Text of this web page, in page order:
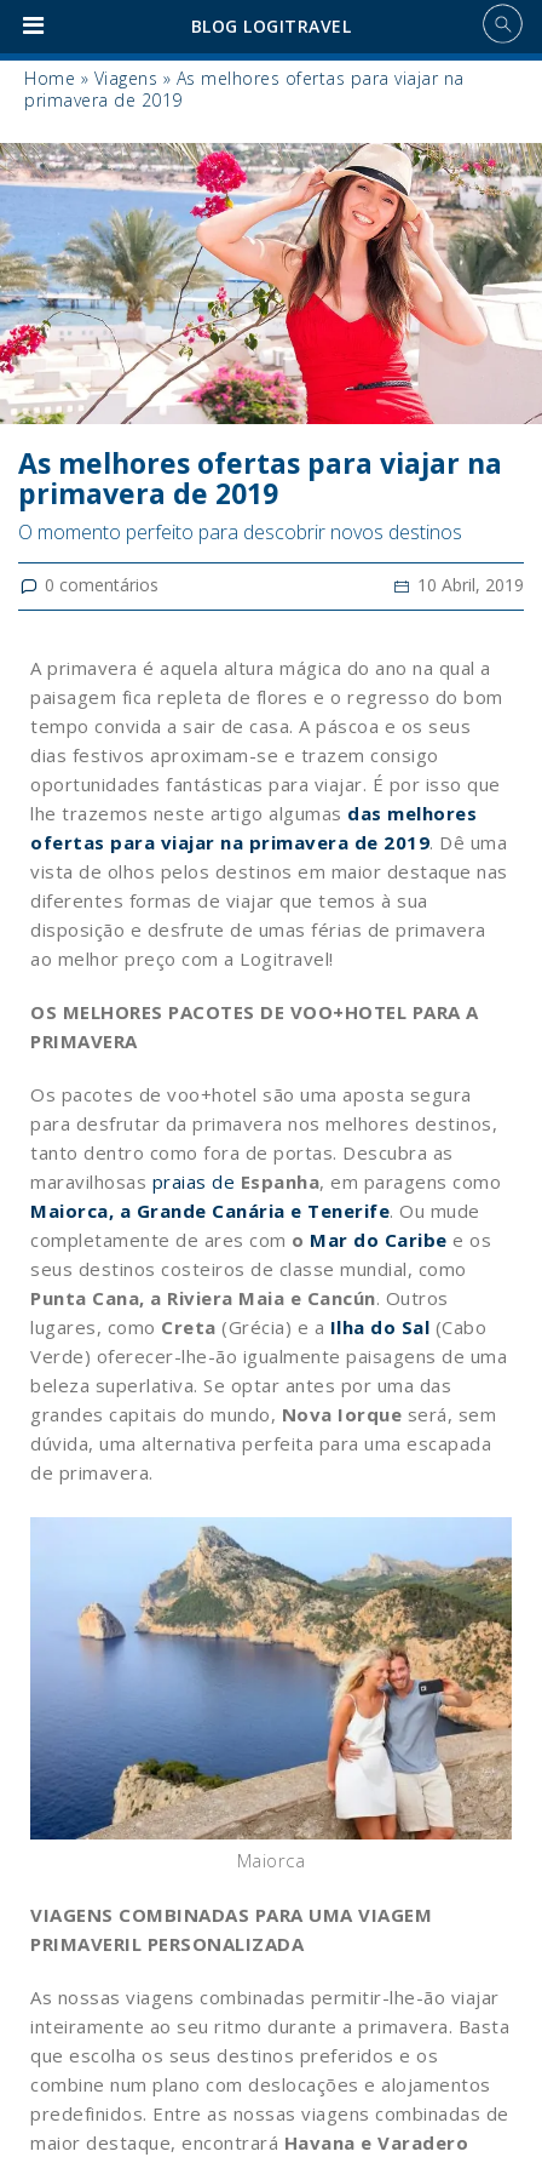
BLOG LOGITRAVEL
Home » Viagens » As melhores ofertas para viajar na
primavera de 2019
As melhores ofertas para viajar na
primavera de 2019
O momento perfeito para descobrir novos destinos
0 comentários 10 Abril, 2019
A primavera é aquela altura mágica do ano na qual a
paisagem fica repleta de flores e o regresso do bom
tempo convida a sair de casa. A páscoa e os seus
dias festivos aproximam-se e trazem consigo
oportunidades fantásticas para viajar. É por isso que
lhe trazemos neste artigo algumas das melhores
ofertas para viajar na primavera de 2019. Dê uma
vista de olhos pelos destinos em maior destaque nas
diferentes formas de viajar que temos à sua
disposição e desfrute de umas férias de primavera
ao melhor preço com a Logitravel!
OS MELHORES PACOTES DE VOO+HOTEL PARA A
PRIMAVERA
Os pacotes de voo+hotel são uma aposta segura
para desfrutar da primavera nos melhores destinos,
tanto dentro como fora de portas. Descubra as
maravilhosas praias de Espanha, em paragens como
Maiorca, a Grande Canária e Tenerife. Ou mude
completamente de ares com o Mar do Caribe e os
seus destinos costeiros de classe mundial, como
Punta Cana, a Riviera Maia e Cancún. Outros
lugares, como Creta (Grécia) e a Ilha do Sal (Cabo
Verde) oferecer-lhe-ão igualmente paisagens de uma
beleza superlativa. Se optar antes por uma das
grandes capitais do mundo, Nova Iorque será, sem
dúvida, uma alternativa perfeita para uma escapada
de primavera.
Maiorca
VIAGENS COMBINADAS PARA UMA VIAGEM
PRIMAVERIL PERSONALIZADA
As nossas viagens combinadas permitir-lhe-ão viajar
inteiramente ao seu ritmo durante a primavera. Basta
que escolha os seus destinos preferidos e os
combine num plano com deslocações e alojamentos
predefinidos. Entre as nossas viagens combinadas de
maior destaque, encontrará Havana e Varadero